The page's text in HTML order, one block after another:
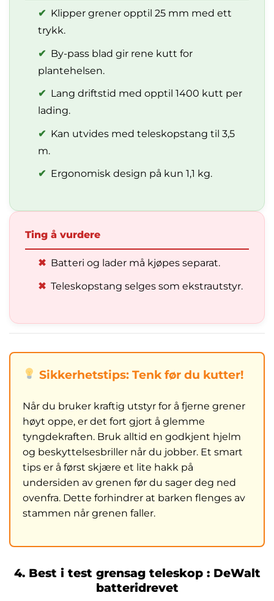
✔ Klipper grener opptil 25 mm med ett
trykk.
✔ By-pass blad gir rene kutt for
plantehelsen.
✔ Lang driftstid med opptil 1400 kutt per
lading.
✔ Kan utvides med teleskopstang til 3,5
m.
✔ Ergonomisk design på kun 1,1 kg.
Ting å vurdere
✖ Batteri og lader må kjøpes separat.
✖ Teleskopstang selges som ekstrautstyr.
Sikkerhetstips: Tenk før du kutter!
Når du bruker kraftig utstyr for å fjerne grener
høyt oppe, er det fort gjort å glemme
tyngdekraften. Bruk alltid en godkjent hjelm
og beskyttelsesbriller når du jobber. Et smart
tips er å først skjære et lite hakk på
undersiden av grenen før du sager deg ned
ovenfra. Dette forhindrer at barken flenges av
stammen når grenen faller.
4. Best i test grensag teleskop : DeWalt
batteridrevet